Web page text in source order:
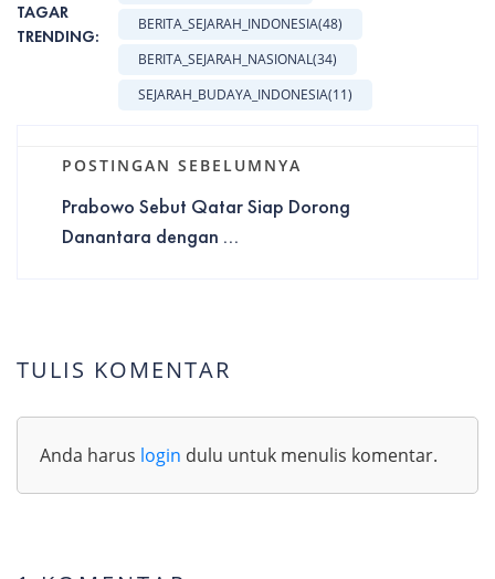
TAGAR
TRENDING:
BERITA_SEJARAH_INDONESIA(48)
BERITA_SEJARAH_NASIONAL(34)
SEJARAH_BUDAYA_INDONESIA(11)
POSTINGAN SEBELUMNYA
Prabowo Sebut Qatar Siap Dorong
Danantara dengan ...
TULIS KOMENTAR
Anda harus login dulu untuk menulis komentar.